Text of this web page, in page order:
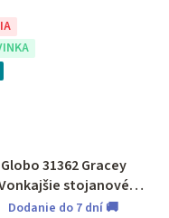
Globo 31362 Gracey
stojanové
svietidlo
Dodanie do 7 dní 🚚